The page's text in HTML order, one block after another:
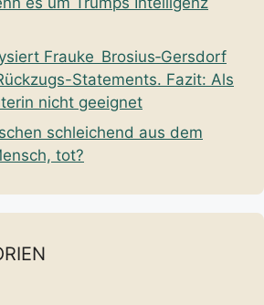
Frauke Brosius‑Gersdorf
Statements. Fazit: Als
nicht geeignet
schleichend aus dem
tot?